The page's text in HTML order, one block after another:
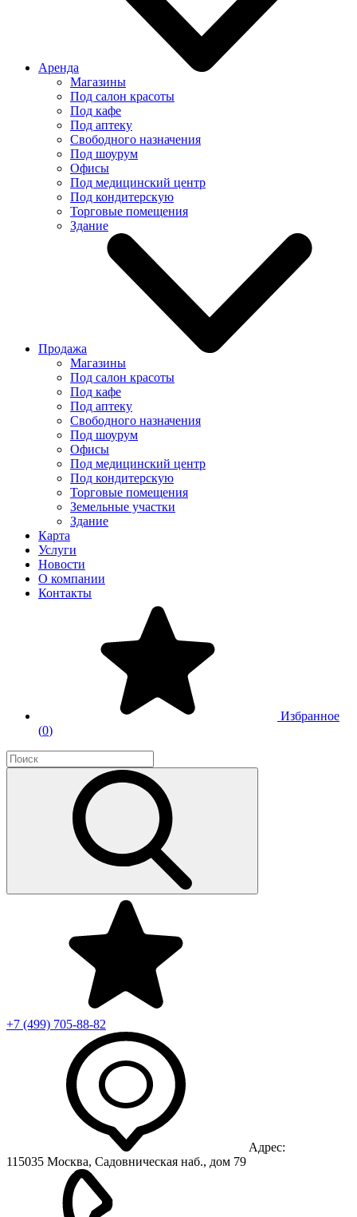
Аренда
Магазины
Под салон красоты
Под кафе
Под аптеку
Свободного назначения
Под шоурум
Офисы
Под медицинский центр
Под кондитерскую
Торговые помещения
Здание
Продажа
Магазины
Под салон красоты
Под кафе
Под аптеку
Свободного назначения
Под шоурум
Офисы
Под медицинский центр
Под кондитерскую
Торговые помещения
Земельные участки
Здание
Карта
Услуги
Новости
О компании
Контакты
Избранное
(0)
+7 (499) 705-88-82
Адрес:
115035 Москва, Садовническая наб., дом 79